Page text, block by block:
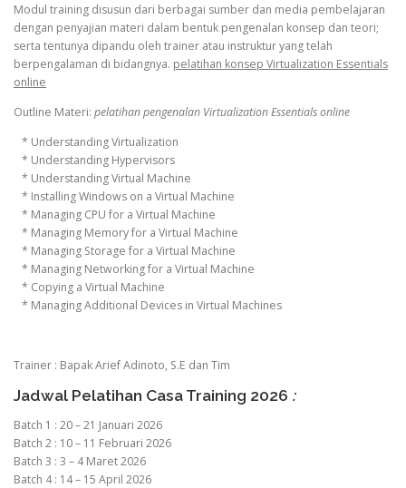
Modul training disusun dari berbagai sumber dan media pembelajaran
dengan penyajian materi dalam bentuk pengenalan konsep dan teori;
serta tentunya dipandu oleh trainer atau instruktur yang telah
berpengalaman di bidangnya. pelatihan konsep Virtualization Essentials
online
Outline Materi: pelatihan pengenalan Virtualization Essentials online
* Understanding Virtualization
* Understanding Hypervisors
* Understanding Virtual Machine
* Installing Windows on a Virtual Machine
* Managing CPU for a Virtual Machine
* Managing Memory for a Virtual Machine
* Managing Storage for a Virtual Machine
* Managing Networking for a Virtual Machine
* Copying a Virtual Machine
* Managing Additional Devices in Virtual Machines
Trainer : Bapak Arief Adinoto, S.E dan Tim
Jadwal Pelatihan Casa Training 2026 :
Batch 1 : 20 – 21 Januari 2026
Batch 2 : 10 – 11 Februari 2026
Batch 3 : 3 – 4 Maret 2026
Batch 4 : 14 – 15 April 2026